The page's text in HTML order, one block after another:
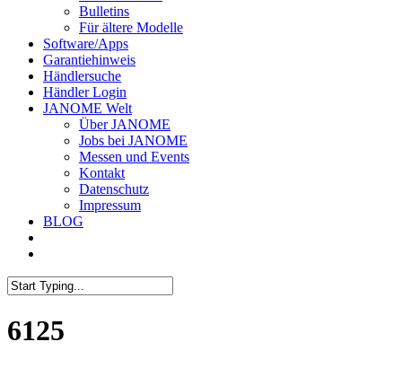
Bulletins
Für ältere Modelle
Software/Apps
Garantiehinweis
Händlersuche
Händler Login
JANOME Welt
Über JANOME
Jobs bei JANOME
Messen und Events
Kontakt
Datenschutz
Impressum
BLOG
6125